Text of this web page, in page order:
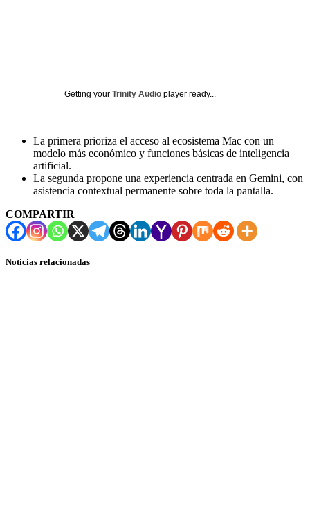
Getting your Trinity Audio player ready...
La primera prioriza el acceso al ecosistema Mac con un
modelo más económico y funciones básicas de inteligencia
artificial.
La segunda propone una experiencia centrada en Gemini, con
asistencia contextual permanente sobre toda la pantalla.
COMPARTIR
Noticias relacionadas